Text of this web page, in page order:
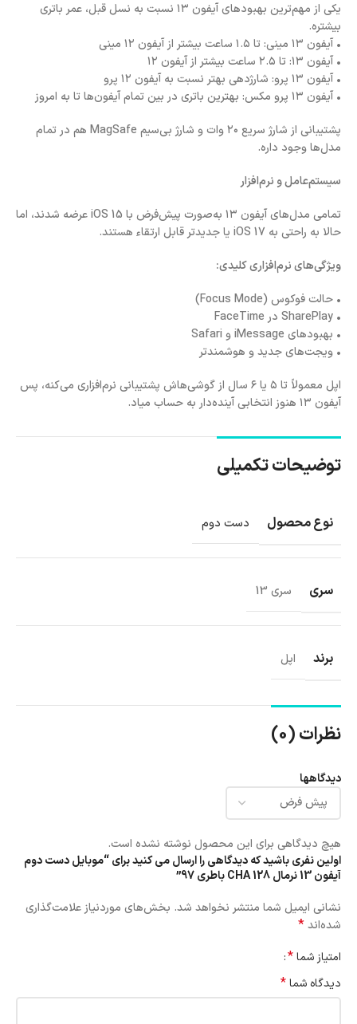
یکی از مهم‌ترین بهبودهای آیفون ۱۳ نسبت به نسل قبل، عمر باتری
بیشتره.
• آیفون ۱۳ مینی: تا ۱.۵ ساعت بیشتر از آیفون ۱۲ مینی
• آیفون ۱۳: تا ۲.۵ ساعت بیشتر از آیفون ۱۲
• آیفون ۱۳ پرو: شارژدهی بهتر نسبت به آیفون ۱۲ پرو
• آیفون ۱۳ پرو مکس: بهترین باتری در بین تمام آیفون‌ها تا به امروز
پشتیبانی از شارژ سریع ۲۰ وات و شارژ بی‌سیم MagSafe هم در تمام
مدل‌ها وجود داره.
سیستم‌عامل و نرم‌افزار
تمامی مدل‌های آیفون ۱۳ به‌صورت پیش‌فرض با iOS 15 عرضه شدند، اما
حالا به راحتی به iOS 17 یا جدیدتر قابل ارتقاء هستند.
ویژگی‌های نرم‌افزاری کلیدی:
• حالت فوکوس (Focus Mode)
• SharePlay در FaceTime
• بهبودهای iMessage و Safari
• ویجت‌های جدید و هوشمندتر
اپل معمولاً تا ۵ یا ۶ سال از گوشی‌هاش پشتیبانی نرم‌افزاری می‌کنه، پس
آیفون ۱۳ هنوز انتخابی آینده‌دار به حساب میاد.
توضیحات تکمیلی
نوع محصول دست دوم
سری سری 13
برند اپل
نظرات (0)
دیدگاهها
هیچ دیدگاهی برای این محصول نوشته نشده است.
اولین نفری باشید که دیدگاهی را ارسال می کنید برای “موبایل دست دوم
آیفون 13 نرمال CHA 128 باطری 97”
نشانی ایمیل شما منتشر نخواهد شد. بخش‌های موردنیاز علامت‌گذاری
شده‌اند*
امتیاز شما*
دیدگاه شما*